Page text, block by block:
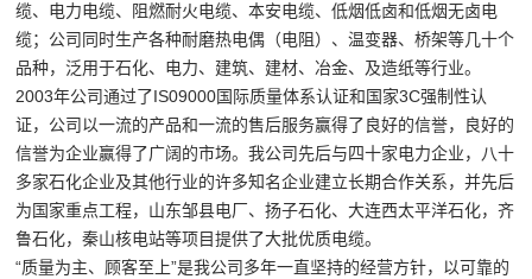
缆、电力电缆、阻燃耐火电缆、本安电缆、低烟低卤和低烟无卤电
缆；公司同时生产各种耐磨热电偶（电阻）、温变器、桥架等几十个
品种，泛用于石化、电力、建筑、建材、冶金、及造纸等行业。
2003年公司通过了IS09000国际质量体系认证和国家3C强制性认
证，公司以一流的产品和一流的售后服务赢得了良好的信誉，良好的
信誉为企业赢得了广阔的市场。我公司先后与四十家电力企业，八十
多家石化企业及其他行业的许多知名企业建立长期合作关系，并先后
为国家重点工程，山东邹县电厂、扬子石化、大连西太平洋石化，齐
鲁石化，秦山核电站等项目提供了大批优质电缆。
“质量为主、顾客至上”是我公司多年一直坚持的经营方针，以可靠的